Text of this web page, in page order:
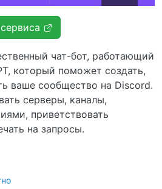
чат-бот, работающий
который поможет создать,
ваше сообщество на Discord.
серверы, каналы,
приветствовать
на запросы.